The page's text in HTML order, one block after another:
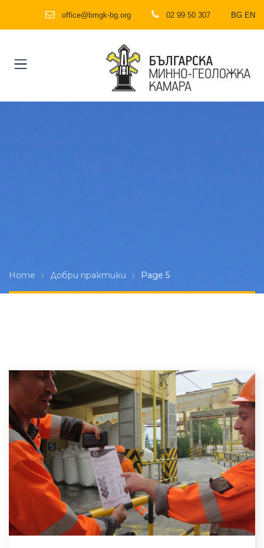
office@bmgk-bg.org 02 99 50 307 BG EN
Home Добри практики Page 5